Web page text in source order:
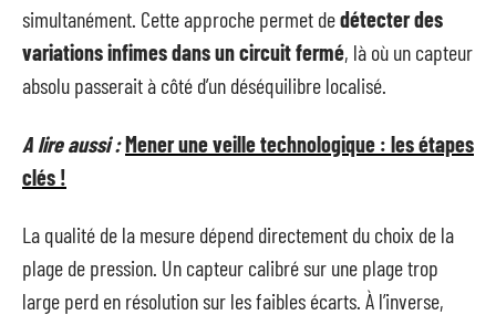
simultanément. Cette approche permet dedétecter des
variations infimes dans un circuit fermé, là où un capteur
absolu passerait à côté d’un déséquilibre localisé.
A lire aussi :Mener une veille technologique : les étapes
clés !
La qualité de la mesure dépend directement du choix de la
plage de pression. Un capteur calibré sur une plage trop
large perd en résolution sur les faibles écarts. À l’inverse,